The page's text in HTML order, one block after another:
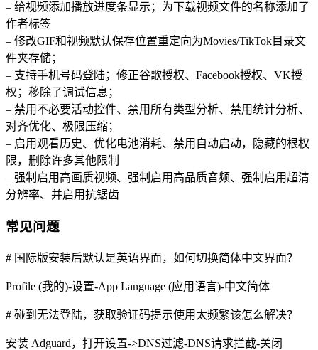
– 给视频添加播放进度条显示；为下载视频文件的名称添加了
作者标签
– 修改GIF和视频默认保存位置重定向为Movies/TikTok目录文
件夹存储；
– 支持手机号码登陆；修正谷歌授权、Facebook授权、VK授
权；移除了调试信息；
– 禁用不必要活动控件、禁用所有类型分析、禁用统计分析、
对齐优化、极限压缩；
– 启用观看历史、优化电池消耗、禁用自动启动，隐藏的根权
限，删除许多其他限制
– 强制启用高画质视频、强制启用高品质音频、强制启用超清
分辨率、并启用抗锯齿
常见问题
# 国际版安装后默认是英语界面，如何切换简体中文界面？
Profile (我的)-设置-App Language (应用语言)-中文简体
# 碰到无法登陆，获取验证码提示使用太频繁该怎么解决？
安装 Adguard，打开设置->DNS过滤-DNS请求拦截-关闭